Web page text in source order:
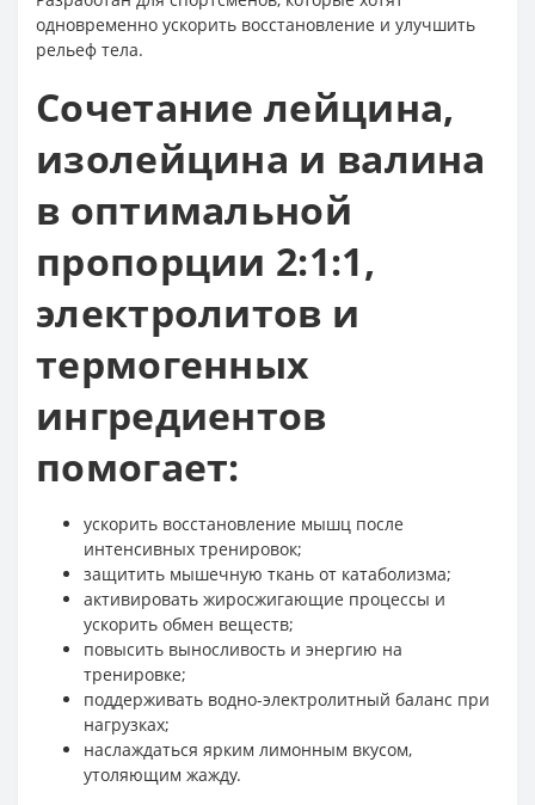
одновременно ускорить восстановление и улучшить
рельеф тела.
Сочетание лейцина,
изолейцина и валина
в оптимальной
пропорции 2:1:1,
электролитов и
термогенных
ингредиентов
помогает:
ускорить восстановление мышц после
интенсивных тренировок;
защитить мышечную ткань от катаболизма;
активировать жиросжигающие процессы и
ускорить обмен веществ;
повысить выносливость и энергию на
тренировке;
поддерживать водно-электролитный баланс при
нагрузках;
наслаждаться ярким лимонным вкусом,
утоляющим жажду.